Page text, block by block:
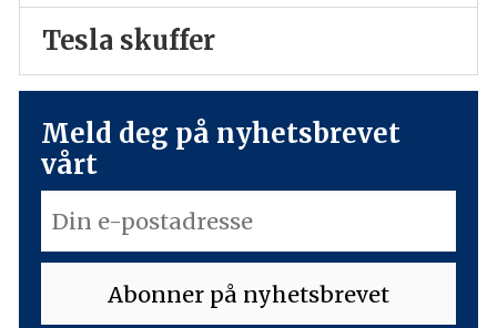
Tesla skuffer
Meld deg på nyhetsbrevet
vårt